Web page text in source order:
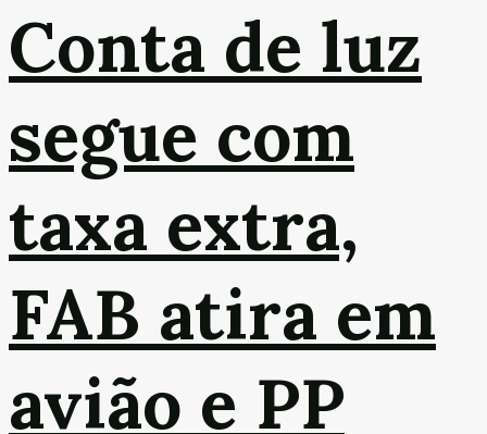
Conta de luz
segue com
taxa extra,
FAB atira em
avião e PP